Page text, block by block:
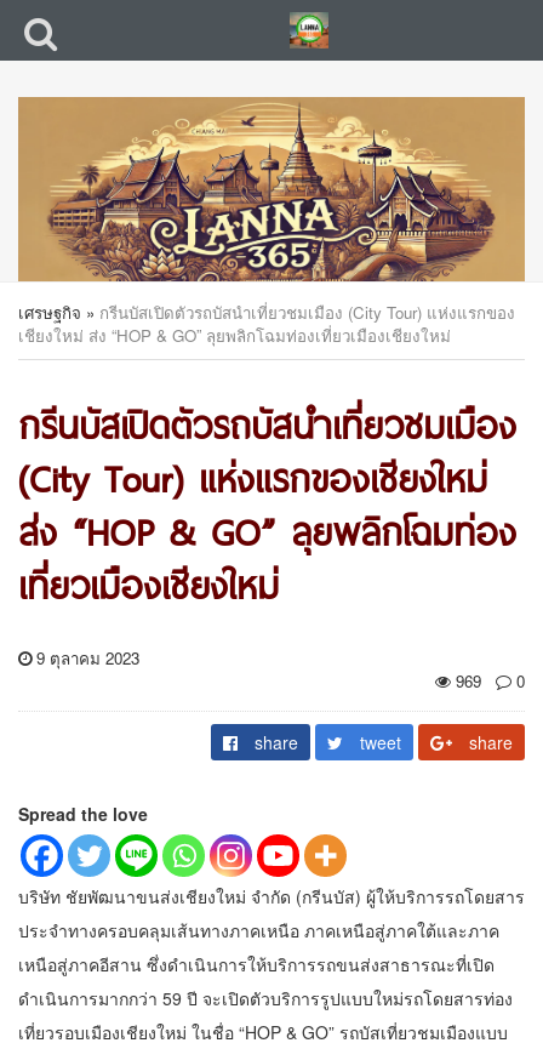
เศรษฐกิจ » กรีนบัสเปิดตัวรถบัสนำเที่ยวชมเมือง (City Tour) แห่งแรกของ
เชียงใหม่ ส่ง “HOP & GO” ลุยพลิกโฉมท่องเที่ยวเมืองเชียงใหม่
กรีนบัสเปิดตัวรถบัสนำเที่ยวชมเมือง
(City Tour) แห่งแรกของเชียงใหม่
ส่ง “HOP & GO” ลุยพลิกโฉมท่อง
เที่ยวเมืองเชียงใหม่
9 ตุลาคม 2023
969
0
share tweet share
Spread the love
บริษัท ชัยพัฒนาขนส่งเชียงใหม่ จำกัด (กรีนบัส) ผู้ให้บริการรถโดยสาร
ประจำทางครอบคลุมเส้นทางภาคเหนือ ภาคเหนือสู่ภาคใต้และภาค
เหนือสู่ภาคอีสาน ซึ่งดำเนินการให้บริการรถขนส่งสาธารณะที่เปิด
ดำเนินการมากกว่า 59 ปี จะเปิดตัวบริการรูปแบบใหม่รถโดยสารท่อง
เที่ยวรอบเมืองเชียงใหม่ ในชื่อ “HOP & GO” รถบัสเที่ยวชมเมืองแบบ